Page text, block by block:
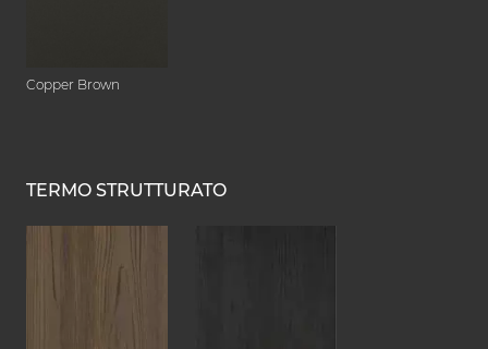
Copper Brown
TERMO STRUTTURATO